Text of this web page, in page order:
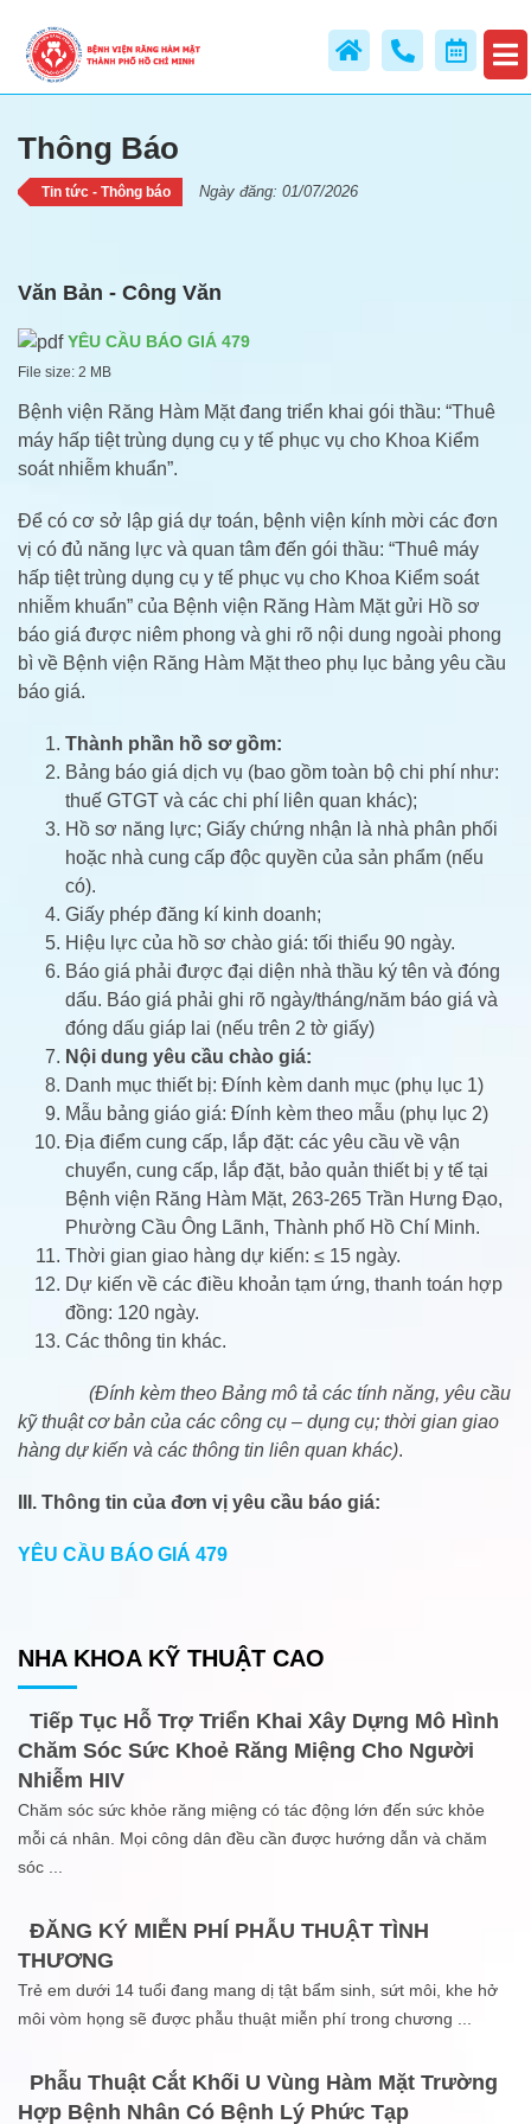
Thông Báo
Thông Báo
Tin tức - Thông báo Ngày đăng: 01/07/2026
Văn Bản - Công Văn
YÊU CẦU BÁO GIÁ 479
File size: 2 MB
Bệnh viện Răng Hàm Mặt đang triển khai gói thầu: “Thuê
máy hấp tiệt trùng dụng cụ y tế phục vụ cho Khoa Kiểm
soát nhiễm khuẩn”.
Để có cơ sở lập giá dự toán, bệnh viện kính mời các đơn
vị có đủ năng lực và quan tâm đến gói thầu: “Thuê máy
hấp tiệt trùng dụng cụ y tế phục vụ cho Khoa Kiểm soát
nhiễm khuẩn” của Bệnh viện Răng Hàm Mặt gửi Hồ sơ
báo giá được niêm phong và ghi rõ nội dung ngoài phong
bì về Bệnh viện Răng Hàm Mặt theo phụ lục bảng yêu cầu
báo giá.
Thành phần hồ sơ gồm:
Bảng báo giá dịch vụ (bao gồm toàn bộ chi phí như:
thuế GTGT và các chi phí liên quan khác);
Hồ sơ năng lực; Giấy chứng nhận là nhà phân phối
hoặc nhà cung cấp độc quyền của sản phẩm (nếu
có).
Giấy phép đăng kí kinh doanh;
Hiệu lực của hồ sơ chào giá: tối thiểu 90 ngày.
Báo giá phải được đại diện nhà thầu ký tên và đóng
dấu. Báo giá phải ghi rõ ngày/tháng/năm báo giá và
đóng dấu giáp lai (nếu trên 2 tờ giấy)
Nội dung yêu cầu chào giá:
Danh mục thiết bị: Đính kèm danh mục (phụ lục 1)
Mẫu bảng giáo giá: Đính kèm theo mẫu (phụ lục 2)
Địa điểm cung cấp, lắp đặt: các yêu cầu về vận
chuyển, cung cấp, lắp đặt, bảo quản thiết bị y tế tại
Bệnh viện Răng Hàm Mặt, 263-265 Trần Hưng Đạo,
Phường Cầu Ông Lãnh, Thành phố Hồ Chí Minh.
Thời gian giao hàng dự kiến: ≤ 15 ngày.
Dự kiến về các điều khoản tạm ứng, thanh toán hợp
đồng: 120 ngày.
Các thông tin khác.
(Đính kèm theo Bảng mô tả các tính năng, yêu cầu
kỹ thuật cơ bản của các công cụ – dụng cụ; thời gian giao
hàng dự kiến và các thông tin liên quan khác).
III. Thông tin của đơn vị yêu cầu báo giá:
YÊU CẦU BÁO GIÁ 479
NHA KHOA KỸ THUẬT CAO
Tiếp Tục Hỗ Trợ Triển Khai Xây Dựng Mô Hình
Chăm Sóc Sức Khoẻ Răng Miệng Cho Người
Nhiễm HIV
Chăm sóc sức khỏe răng miệng có tác động lớn đến sức khỏe
mỗi cá nhân. Mọi công dân đều cần được hướng dẫn và chăm
sóc
ĐĂNG KÝ MIỄN PHÍ PHẪU THUẬT TÌNH
THƯƠNG
Trẻ em dưới 14 tuổi đang mang dị tật bẩm sinh, sứt môi, khe hở
môi vòm họng sẽ được phẫu thuật miễn phí trong chương
Phẫu Thuật Cắt Khối U Vùng Hàm Mặt Trường
Hợp Bệnh Nhân Có Bệnh Lý Phức Tạp